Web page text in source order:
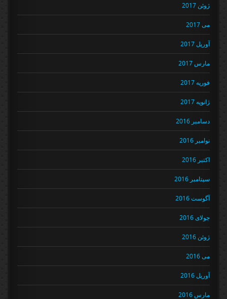
ژوئن 2017
می 2017
آوریل 2017
مارس 2017
فوریه 2017
ژانویه 2017
دسامبر 2016
نوامبر 2016
اکتبر 2016
سپتامبر 2016
آگوست 2016
جولای 2016
ژوئن 2016
می 2016
آوریل 2016
مارس 2016